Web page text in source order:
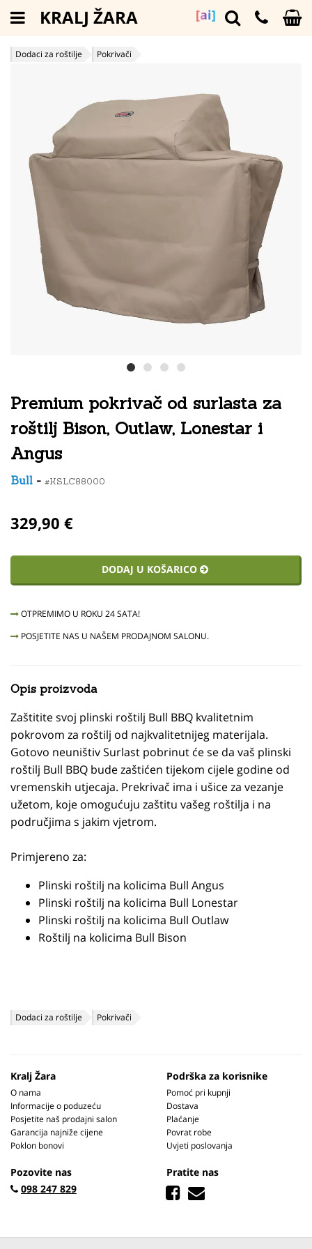
[ai]
KRALJ ŽARA
Dodaci za roštilje Pokrivači
Premium pokrivač od surlasta za
roštilj Bison, Outlaw, Lonestar i
Angus
Bull - #KSLC88000
329,90 €
DODAJ U KOŠARICO
OTPREMIMO U ROKU 24 SATA!
POSJETITE NAS U NAŠEM PRODAJNOM SALONU.
Opis proizvoda
Zaštitite svoj plinski roštilj Bull BBQ kvalitetnim
pokrovom za roštilj od najkvalitetnijeg materijala.
Gotovo neuništiv Surlast pobrinut će se da vaš plinski
roštilj Bull BBQ bude zaštićen tijekom cijele godine od
vremenskih utjecaja. Prekrivač ima i ušice za vezanje
užetom, koje omogućuju zaštitu vašeg roštilja i na
područjima s jakim vjetrom.
Primjereno za:
Plinski roštilj na kolicima Bull Angus
Plinski roštilj na kolicima Bull Lonestar
Plinski roštilj na kolicima Bull Outlaw
Roštilj na kolicima Bull Bison
Dodaci za roštilje Pokrivači
Kralj Žara
O nama
Informacije o poduzeću
Posjetite naš prodajni salon
Garancija najniže cijene
Poklon bonovi
Podrška za korisnike
Pomoć pri kupnji
Dostava
Plaćanje
Povrat robe
Uvjeti poslovanja
Pozovite nas
098 247 829
Pratite nas